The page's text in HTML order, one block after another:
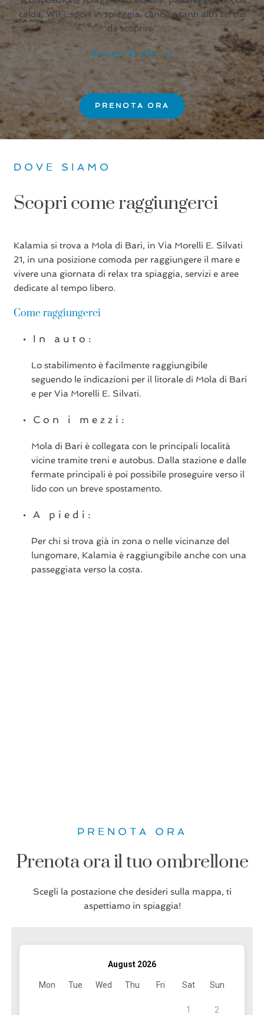
calda, WiFi, sport in spiaggia, canoe e tanti altri servizi
da scoprire"
Scopri di più
PRENOTA ORA
DOVE SIAMO
Scopri come raggiungerci
Kalamia si trova a Mola di Bari, in Via Morelli E. Silvati
21, in una posizione comoda per raggiungere il mare e
vivere una giornata di relax tra spiaggia, servizi e aree
dedicate al tempo libero.
Come raggiungerci
In auto:
Lo stabilimento è facilmente raggiungibile
seguendo le indicazioni per il litorale di Mola di Bari
e per Via Morelli E. Silvati.
Con i mezzi:
Mola di Bari è collegata con le principali località
vicine tramite treni e autobus. Dalla stazione e dalle
fermate principali è poi possibile proseguire verso il
lido con un breve spostamento.
A piedi:
Per chi si trova già in zona o nelle vicinanze del
lungomare, Kalamia è raggiungibile anche con una
passeggiata verso la costa.
PRENOTA ORA
Prenota ora il tuo ombrellone
Scegli la postazione che desideri sulla mappa, ti
aspettiamo in spiaggia!